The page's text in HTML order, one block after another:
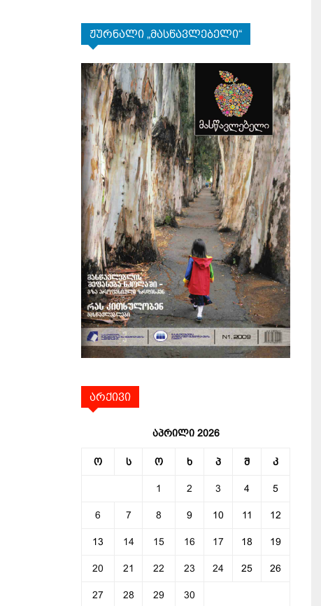
ჟურნალი „მასწავლებელი“
არქივი
აპრილი 2026
ო ს ო ხ პ შ კ
1 2 3 4 5
6 7 8 9 10 11 12
13 14 15 16 17 18 19
20 21 22 23 24 25 26
27 28 29
30